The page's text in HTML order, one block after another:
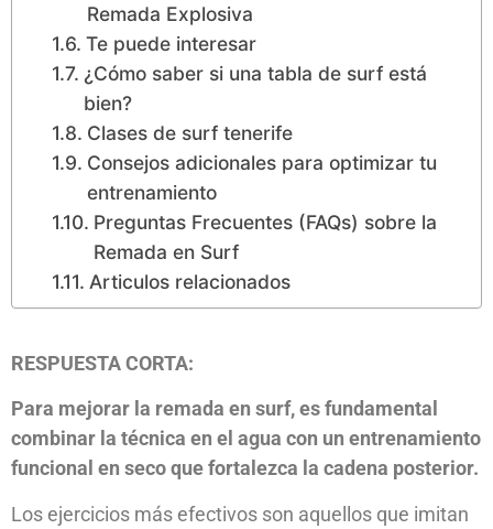
Remada Explosiva
Te puede interesar
¿Cómo saber si una tabla de surf está
bien?
Clases de surf tenerife
Consejos adicionales para optimizar tu
entrenamiento
Preguntas Frecuentes (FAQs) sobre la
Remada en Surf
Articulos relacionados
RESPUESTA CORTA:
Para mejorar la remada en surf, es fundamental
combinar la técnica en el agua con un entrenamiento
funcional en seco que fortalezca la cadena posterior.
Los ejercicios más efectivos son aquellos que imitan